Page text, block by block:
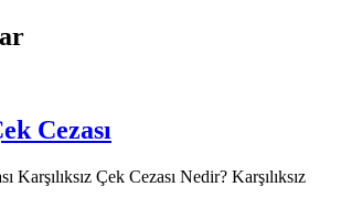
Cezası
Karşılıksız Çek Cezası Nedir? Karşılıksız